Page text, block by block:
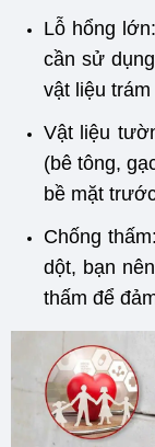
Lỗ hổng
cần sử
vật liệu trám
Vật liệu
(bê tông,
bề mặt
Chống
dột, bạn
thấm để